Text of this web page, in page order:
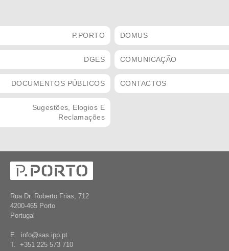
P.PORTO DOMUS
DGES COMUNICAÇÃO
DOCUMENTOS PÚBLICOS CONTACTOS
Sugestões, Elogios E
Reclamações
Rua Dr. Roberto Frias, 712
4200-465 Porto
Portugal
E. info@sas.ipp.pt
T. +351 225 573 710